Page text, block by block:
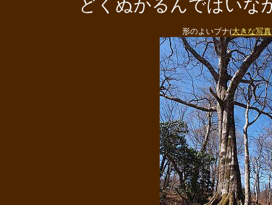
どくぬかるんではいな
形のよいブナ(大きな写真